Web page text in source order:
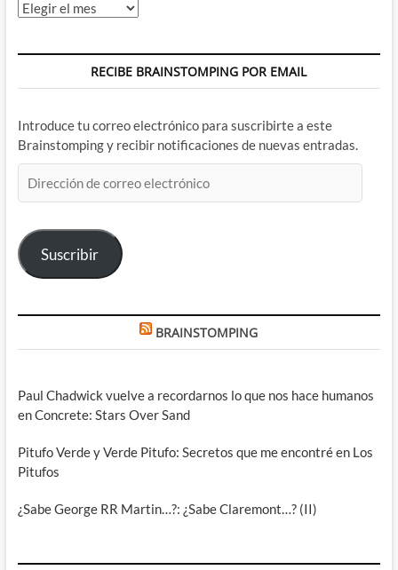
Archivos
RECIBE BRAINSTOMPING POR EMAIL
Introduce tu correo electrónico para suscribirte a este
Brainstomping y recibir notificaciones de nuevas entradas.
de
electrónico
Suscribir
BRAINSTOMPING
Paul Chadwick vuelve a recordarnos lo que nos hace humanos
en Concrete: Stars Over Sand
Pitufo Verde y Verde Pitufo: Secretos que me encontré en Los
Pitufos
¿Sabe George RR Martin…?: ¿Sabe Claremont…? (II)